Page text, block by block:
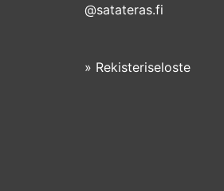
@satateras.fi
» Rekisteriseloste